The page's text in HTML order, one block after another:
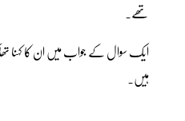
تھے۔
ایک سوال کے جواب میں ان کا کہنا
ہیں۔